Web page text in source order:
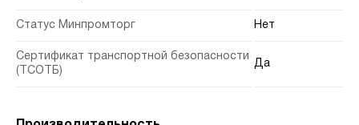
Статус Минпромторг Нет
Сертификат транспортной безопасности
(ТСОТБ)
Да